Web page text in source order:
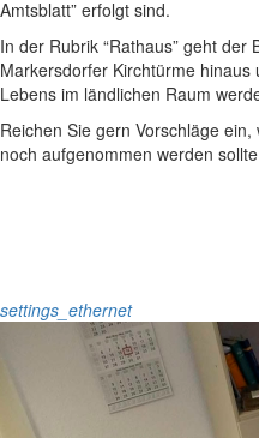
Amtsblatt” erfolgt sind.
In der Rubrik “Rathaus” geht der
Markersdorfer Kirchtürme
Lebens im ländlichen Raum
Reichen Sie gern Vorschläge ein,
noch aufgenommen werden
settings_ethernet